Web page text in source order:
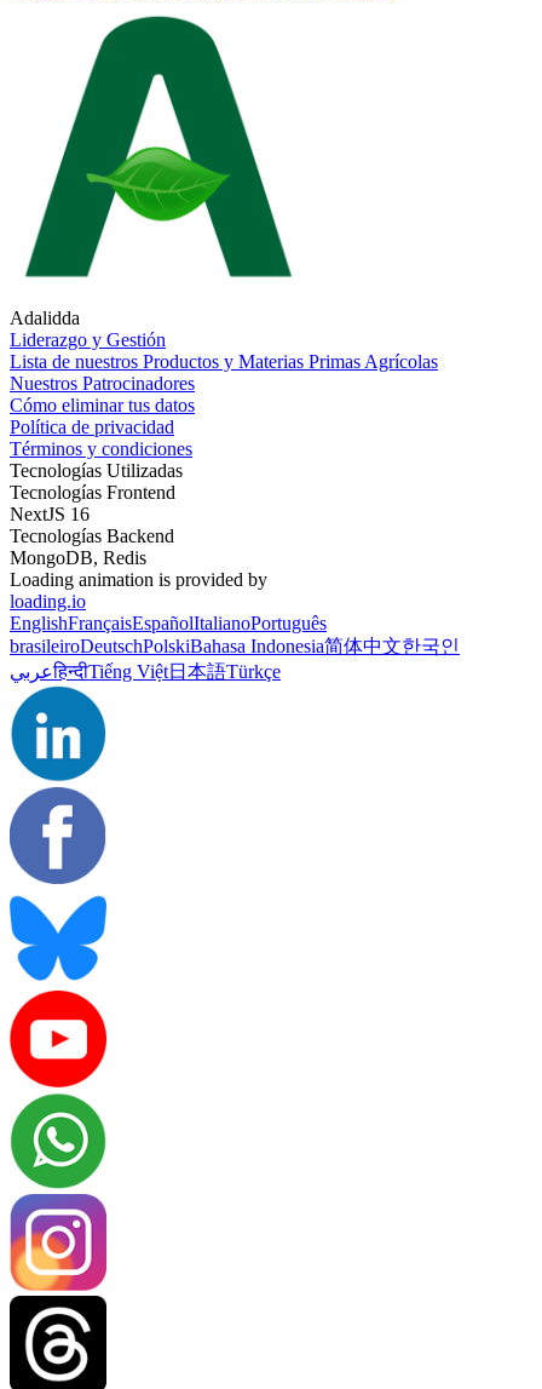
Adalidda
Liderazgo y Gestión
Lista de nuestros Productos y Materias Primas Agrícolas
Nuestros Patrocinadores
Cómo eliminar tus datos
Política de privacidad
Términos y condiciones
Tecnologías Utilizadas
Tecnologías Frontend
NextJS 16
Tecnologías Backend
MongoDB, Redis
Loading animation is provided by
loading.io
EnglishFrançaisEspañolItalianoPortuguês
brasileiroDeutschPolskiBahasa Indonesia简体中文한국인
عربيहिन्दीTiếng Việt日本語Türkçe